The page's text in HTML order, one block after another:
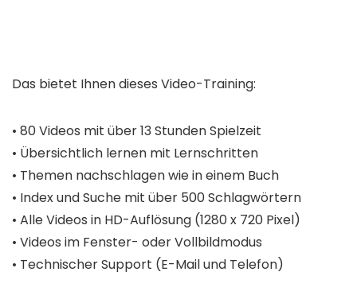
Das bietet Ihnen dieses Video-Training:
• 80 Videos mit über 13 Stunden Spielzeit
• Übersichtlich lernen mit Lernschritten
• Themen nachschlagen wie in einem Buch
• Index und Suche mit über 500 Schlagwörtern
• Alle Videos in HD-Auflösung (1280 x 720 Pixel)
• Videos im Fenster- oder Vollbildmodus
• Technischer Support (E-Mail und Telefon)